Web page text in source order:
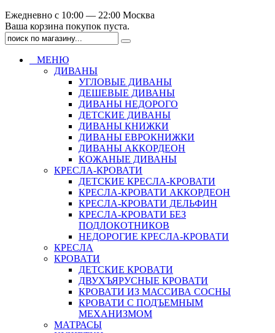
Ежедневно с 10:00 — 22:00 Москва
Ваша корзина покупок пуста.
МЕНЮ
ДИВАНЫ
УГЛОВЫЕ ДИВАНЫ
ДЕШЕВЫЕ ДИВАНЫ
ДИВАНЫ НЕДОРОГО
ДЕТСКИЕ ДИВАНЫ
ДИВАНЫ КНИЖКИ
ДИВАНЫ ЕВРОКНИЖКИ
ДИВАНЫ АККОРДЕОН
КОЖАНЫЕ ДИВАНЫ
КРЕСЛА-КРОВАТИ
ДЕТСКИЕ КРЕСЛА-КРОВАТИ
КРЕСЛА-КРОВАТИ АККОРДЕОН
КРЕСЛА-КРОВАТИ ДЕЛЬФИН
КРЕСЛА-КРОВАТИ БЕЗ
ПОДЛОКОТНИКОВ
НЕДОРОГИЕ КРЕСЛА-КРОВАТИ
КРЕСЛА
КРОВАТИ
ДЕТСКИЕ КРОВАТИ
ДВУХЪЯРУСНЫЕ КРОВАТИ
КРОВАТИ ИЗ МАССИВА СОСНЫ
КРОВАТИ С ПОДЪЕМНЫМ
МЕХАНИЗМОМ
МАТРАСЫ